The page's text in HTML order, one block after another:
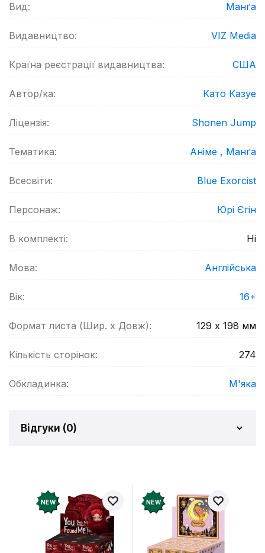
Вид: Манґа
Видавництво: VIZ Media
Країна реєстрації видавництва: США
Автор/ка: Като Казуе
Ліцензія: Shonen Jump
Тематика: Аніме , Манґа
Всесвіти: Blue Exorcist
Персонаж: Юрі Єгін
В комплекті: Ні
Мова: Англійська
Вік: 16+
Формат листа (Шир. х Довж): 129 х 198 мм
Кількість сторінок: 274
Обкладинка: М'яка
Відгуки (0)
Додайте відгук і отримайте 50 грн на свій
рахунок
Залишити відгук
NEW NEW